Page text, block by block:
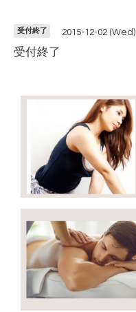
受付終了 2015-12-02 (Wed)
受付終了